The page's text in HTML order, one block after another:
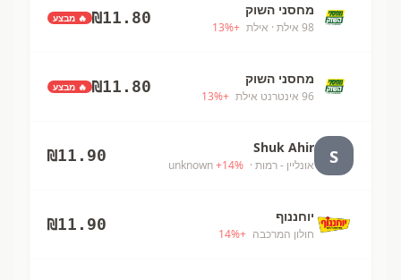
מחסני השוק
98 אילת · אילת +
13%
₪11.80 🔥 מבצע
מחסני השוק
96 אינטרנט אילת +
13%
₪11.80 🔥 מבצע
S
Shuk Ahir
אונליין - רמות · unknown
+14%
₪11.90
יוחננוף
חולון המרכבה +
14%
₪11.90